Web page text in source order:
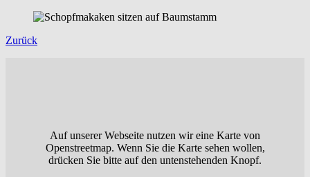
Zurück
Auf unserer Webseite nutzen wir eine Karte von
Openstreetmap. Wenn Sie die Karte sehen wollen,
drücken Sie bitte auf den untenstehenden Knopf.